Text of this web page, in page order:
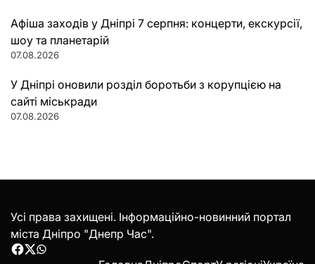
Афіша заходів у Дніпрі 7 серпня: концерти, екскурсії,
шоу та планетарій
07.08.2026
У Дніпрі оновили розділ боротьби з корупцією на
сайті міськради
07.08.2026
Усі права захищені. Інформаційно-новинний портал
міста Дніпро "Днепр Час".
Facebook
Twitter
WhatsApp